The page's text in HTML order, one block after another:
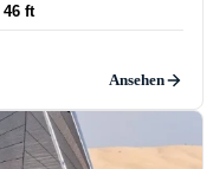
46 ft
Ansehen